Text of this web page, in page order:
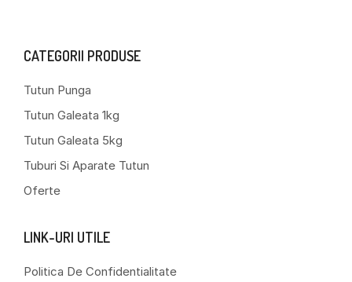
CATEGORII PRODUSE
Tutun Punga
Tutun Galeata 1kg
Tutun Galeata 5kg
Tuburi Si Aparate Tutun
Oferte
LINK-URI UTILE
Politica De Confidentialitate